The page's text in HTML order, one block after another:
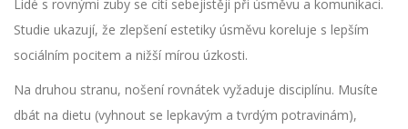
Lidé s rovnými zuby se cítí sebejistěji při úsměvu a komunikaci.
Studie ukazují, že zlepšení estetiky úsměvu koreluje s lepším
sociálním pocitem a nižší mírou úzkosti.
Na druhou stranu, nošení rovnátek vyžaduje disciplínu. Musíte
dbát na dietu (vyhnout se lepkavým a tvrdým potravinám),